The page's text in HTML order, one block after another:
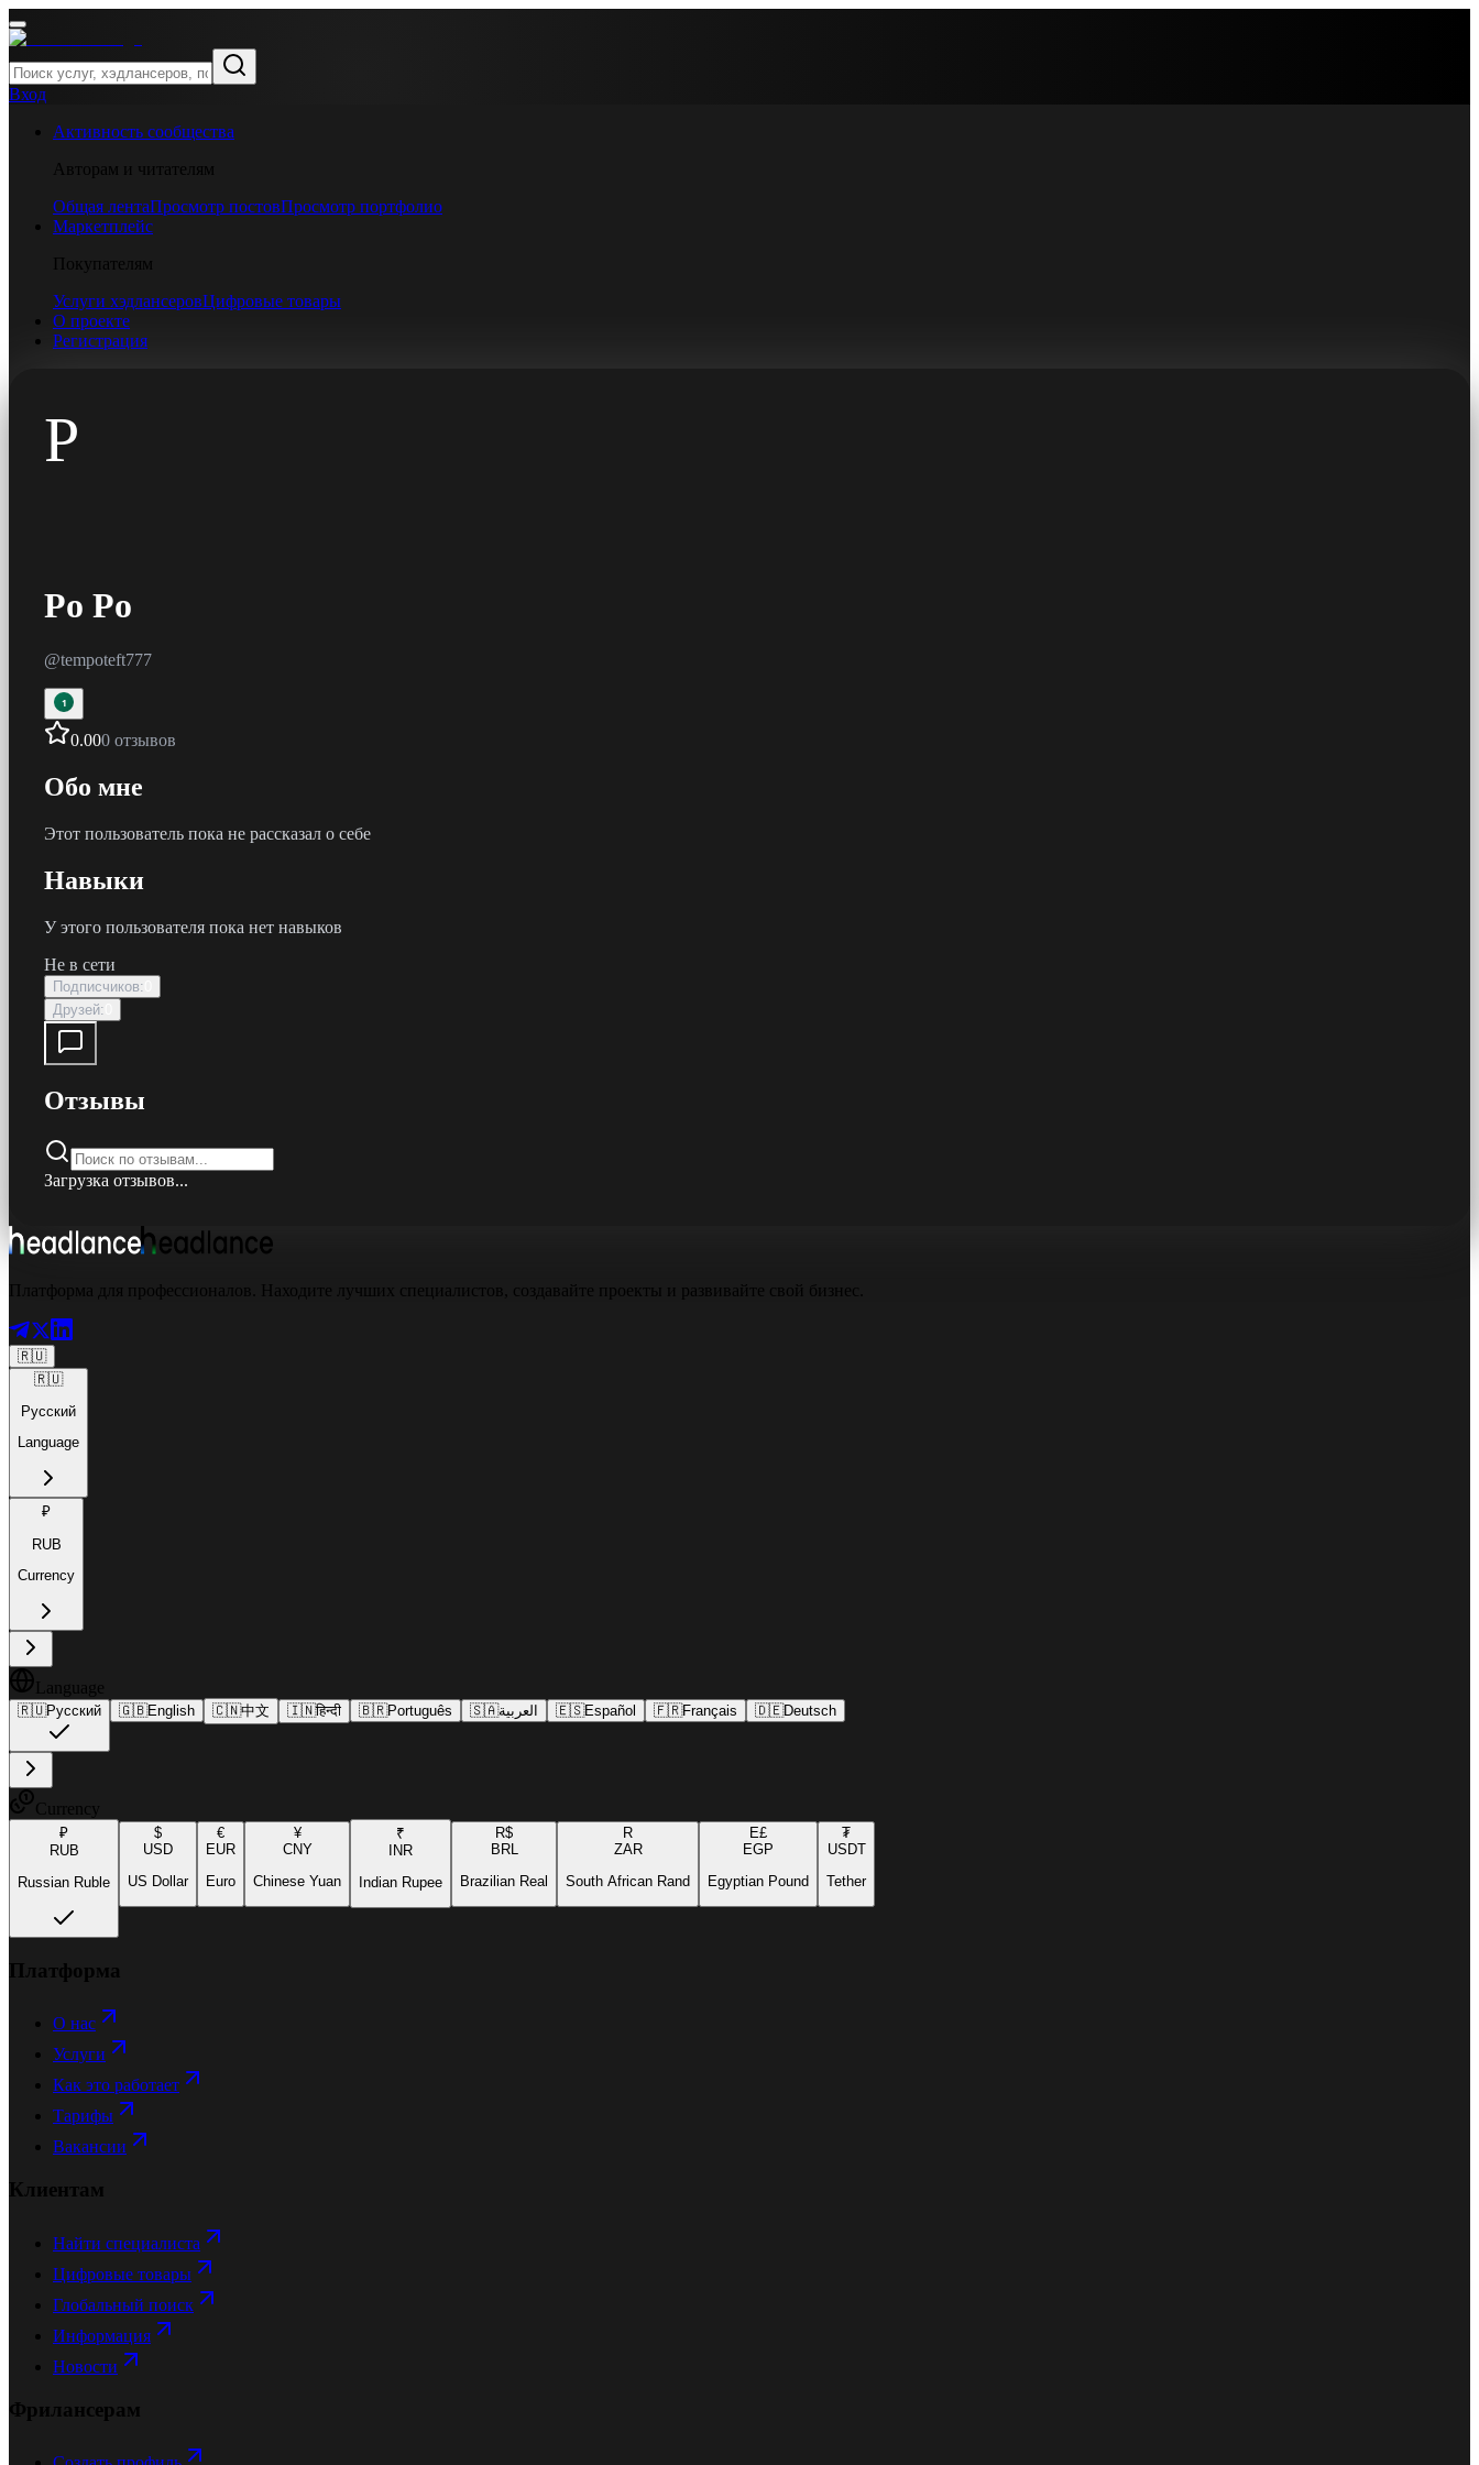
Вход
Активность сообщества
Авторам и читателям
Общая лентаПросмотр постовПросмотр портфолио
Маркетплейс
Покупателям
Услуги хэдлансеровЦифровые товары
О проекте
Регистрация
P
Po Po
@tempoteft777
1
0.000 отзывов
Обо мне
Этот пользователь пока не рассказал о себе
Навыки
У этого пользователя пока нет навыков
Не в сети
Подписчиков:
Друзей:
Отзывы
Загрузка отзывов...
Платформа для профессионалов. Находите лучших специалистов, создавайте проекты и развивайте свой бизнес.
🇷🇺
🇷🇺
Русский
Language
₽
RUB
Currency
Language
🇷🇺Русский 🇬🇧English 🇨🇳中文 🇮🇳हिन्दी 🇧🇷Português 🇸🇦العربية 🇪🇸Español 🇫🇷Français 🇩🇪Deutsch
Currency
₽
RUB
Russian Ruble
$
USD
US Dollar
€
EUR
Euro
¥
CNY
Chinese Yuan
₹
INR
Indian Rupee
R$
BRL
Brazilian Real
R
ZAR
South African Rand
E£
EGP
Egyptian Pound
₮
USDT
Tether
Платформа
О нас
Услуги
Как это работает
Тарифы
Вакансии
Клиентам
Найти специалиста
Цифровые товары
Глобальный поиск
Информация
Новости
Фрилансерам